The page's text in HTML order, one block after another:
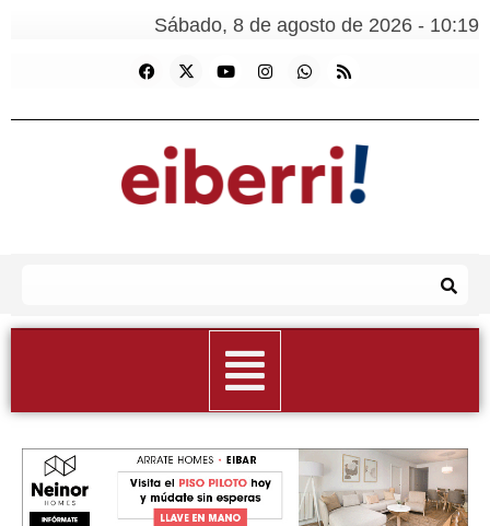
Sábado, 8 de agosto de 2026 - 10:19